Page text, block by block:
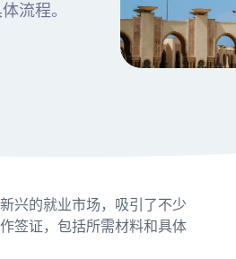
流程。
兴的就业市场，吸引了不少
签证，包括所需材料和具体